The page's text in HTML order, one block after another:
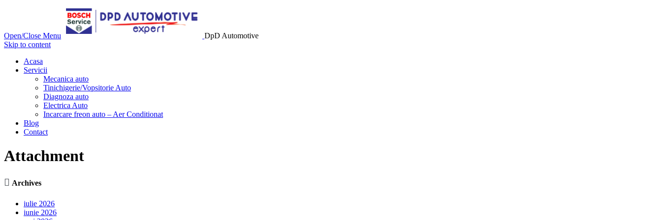
Open/Close Menu
DpD Automotive
Skip to content
Acasa
Servicii
Mecanica auto
Tinichigerie/Vopsitorie Auto
Diagnoza auto
Electrica Auto
Incarcare freon auto – Aer Conditionat
Blog
Contact
Attachment
 Archives
iulie 2026
iunie 2026